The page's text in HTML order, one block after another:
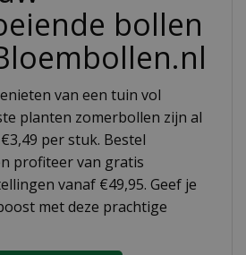
bollen
van een tuin vol
planten zomerbollen zijn al
per stuk. Bestel
profiteer van gratis
vanaf €49,95. Geef je
met deze prachtige